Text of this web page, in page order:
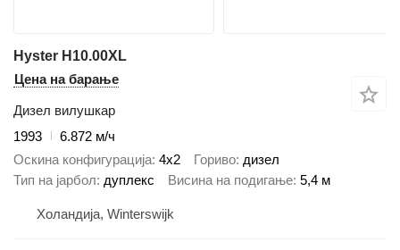
Hyster H10.00XL
Цена на барање
Дизел вилушкар
1993
6.872 м/ч
Оскина конфигурација 4x2 Гориво дизел
Тип на јарбол дуплекс Висина на подигање 5,4 м
Холандија, Winterswijk